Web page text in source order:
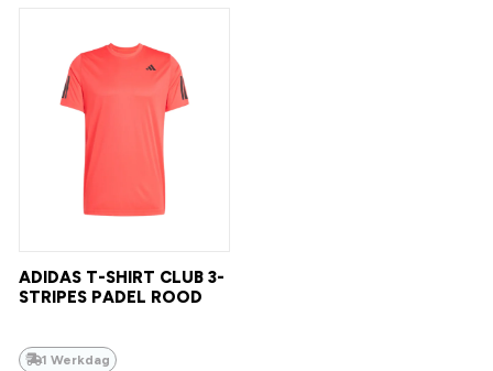
ADIDAS T-SHIRT CLUB 3-
STRIPES PADEL ROOD
1 Werkdag